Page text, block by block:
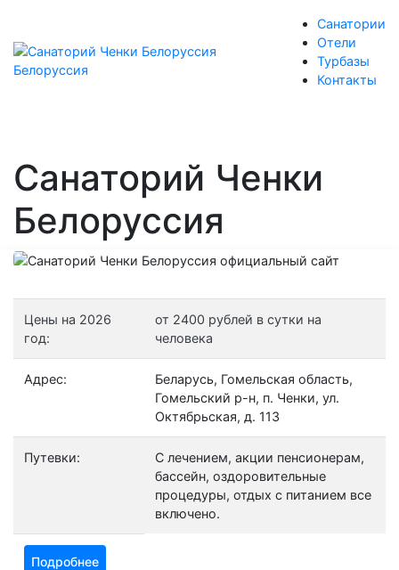
Санатории
Отели
Турбазы
Контакты
Санаторий Ченки
Белоруссия
Цены на 2026
год:
от 2400 рублей в сутки на
человека
Адрес:
Беларусь, Гомельская область,
Гомельский р-н, п. Ченки, ул.
Октябрьская, д. 113
Путевки:
С лечением, акции пенсионерам,
бассейн, оздоровительные
процедуры, отдых с питанием все
включено.
Подробнее